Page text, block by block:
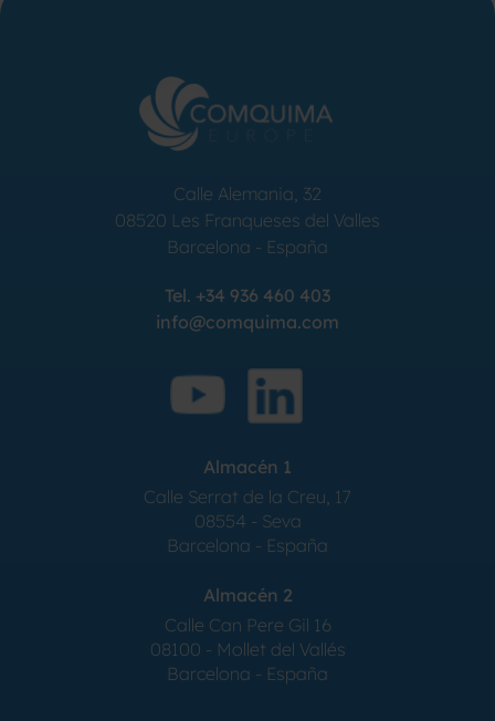
Calle Alemania, 32
08520 Les Franqueses del Valles
Barcelona - España
Tel. +34 936 460 403
info@comquima.com
Almacén 1
Calle Serrat de la Creu, 17
08554 - Seva
Barcelona - España
Almacén 2
Calle Can Pere Gil 16
08100 - Mollet del Vallés
Barcelona - España